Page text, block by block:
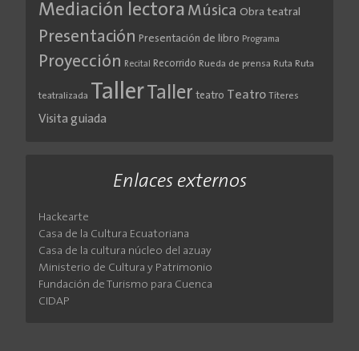
Mediación lectora Música Obra teatral
Presentación Presentación de libro Programa
Proyección Recital Recorrido Rueda de prensa Ruta Ruta
teatralizada Taller Taller teatro Teatro Títeres
Visita guiada
Enlaces externos
Hackearte
Casa de la Cultura Ecuatoriana
Casa de la cultura núcleo del azuay
Ministerio de Cultura y Patrimonio
Fundación de Turismo para Cuenca
CIDAP